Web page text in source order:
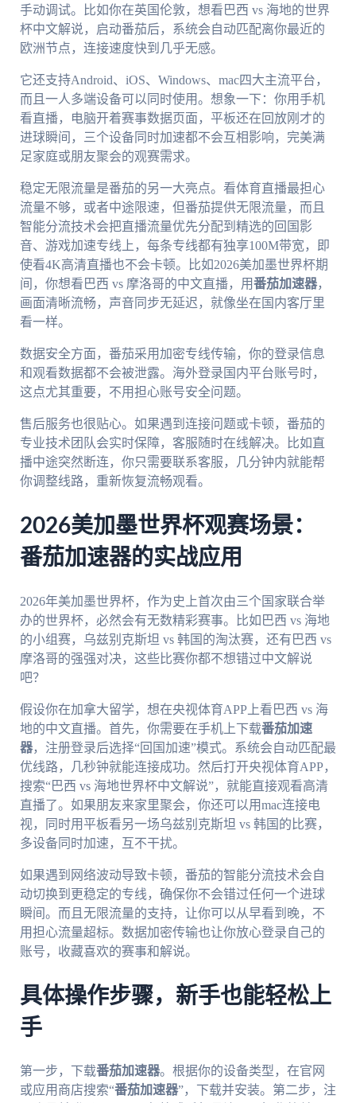
手动调试。比如你在英国伦敦，想看巴西 vs 海地的世界
杯中文解说，启动番茄后，系统会自动匹配离你最近的
欧洲节点，连接速度快到几乎无感。
它还支持Android、iOS、Windows、mac四大主流平台，
而且一人多端设备可以同时使用。想象一下：你用手机
看直播，电脑开着赛事数据页面，平板还在回放刚才的
进球瞬间，三个设备同时加速都不会互相影响，完美满
足家庭或朋友聚会的观赛需求。
稳定无限流量是番茄的另一大亮点。看体育直播最担心
流量不够，或者中途限速，但番茄提供无限流量，而且
智能分流技术会把直播流量优先分配到精选的回国影
音、游戏加速专线上，每条专线都有独享100M带宽，即
使看4K高清直播也不会卡顿。比如2026美加墨世界杯期
间，你想看巴西 vs 摩洛哥的中文直播，用番茄加速器，
画面清晰流畅，声音同步无延迟，就像坐在国内客厅里
看一样。
数据安全方面，番茄采用加密专线传输，你的登录信息
和观看数据都不会被泄露。海外登录国内平台账号时，
这点尤其重要，不用担心账号安全问题。
售后服务也很贴心。如果遇到连接问题或卡顿，番茄的
专业技术团队会实时保障，客服随时在线解决。比如直
播中途突然断连，你只需要联系客服，几分钟内就能帮
你调整线路，重新恢复流畅观看。
2026美加墨世界杯观赛场景：
番茄加速器的实战应用
2026年美加墨世界杯，作为史上首次由三个国家联合举
办的世界杯，必然会有无数精彩赛事。比如巴西 vs 海地
的小组赛，乌兹别克斯坦 vs 韩国的淘汰赛，还有巴西 vs
摩洛哥的强强对决，这些比赛你都不想错过中文解说
吧？
假设你在加拿大留学，想在央视体育APP上看巴西 vs 海
地的中文直播。首先，你需要在手机上下载番茄加速
器，注册登录后选择“回国加速”模式。系统会自动匹配最
优线路，几秒钟就能连接成功。然后打开央视体育APP，
搜索“巴西 vs 海地世界杯中文解说”，就能直接观看高清
直播了。如果朋友来家里聚会，你还可以用mac连接电
视，同时用平板看另一场乌兹别克斯坦 vs 韩国的比赛，
多设备同时加速，互不干扰。
如果遇到网络波动导致卡顿，番茄的智能分流技术会自
动切换到更稳定的专线，确保你不会错过任何一个进球
瞬间。而且无限流量的支持，让你可以从早看到晚，不
用担心流量超标。数据加密传输也让你放心登录自己的
账号，收藏喜欢的赛事和解说。
具体操作步骤，新手也能轻松上
手
第一步，下载番茄加速器。根据你的设备类型，在官网
或应用商店搜索“番茄加速器”，下载并安装。第二步，注